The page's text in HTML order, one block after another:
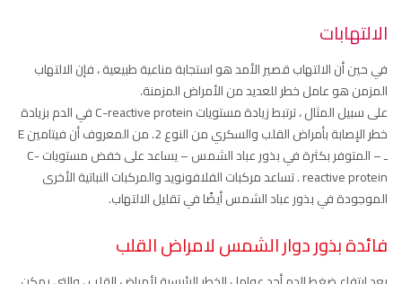
الالتهابات
في حين أن الالتهاب قصير الأمد هو استجابة مناعية طبيعية ، فإن الالتهاب
المزمن هو عامل خطر للعديد من الأمراض المزمنة.
على سبيل المثال ، ترتبط زيادة مستويات C-reactive protein في الدم بزيادة
خطر الإصابة بأمراض القلب والسكري من النوع 2. من المعروف أن فيتامين E
ـ – المتوفر بكثرة في بذور عباد الشمس – يساعد على خفض مستويات C-
reactive protein . تساعد مركبات الفلافونويد والمركبات النباتية الأخرى
الموجودة في بذور عباد الشمس أيضًا في تقليل الالتهاب.
فائدة بذور دوار الشمس لامراض القلب